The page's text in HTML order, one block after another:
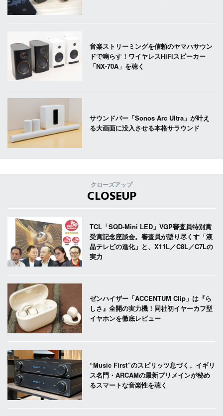
音楽ストリーミングを信頼のヤマハサウン
ドで鳴らす！ワイヤレスHiFiスピーカー
「NX-70A」を聴く
サウンドバー「Sonos Arc Ultra」が叶え
る大画面に没入させる本格サラウンド
クローズアップ
CLOSEUP
TCL「SQD-Mini LED」VGP審査員特別賞
受賞記念座談会。審査員が語り尽くす「液
晶テレビの進化」と、X11L／C8L／C7Lの
実力
ゼンハイザー「ACCENTUM Clip」は『ら
しさ』全開の実力機！同社初イヤーカフ型
イヤホンを徹底レビュー
“Music First”のスピリッツ息づく。イギリ
ス名門・ARCAMの最新プリメインが秘め
るスマートな音楽性を聴く